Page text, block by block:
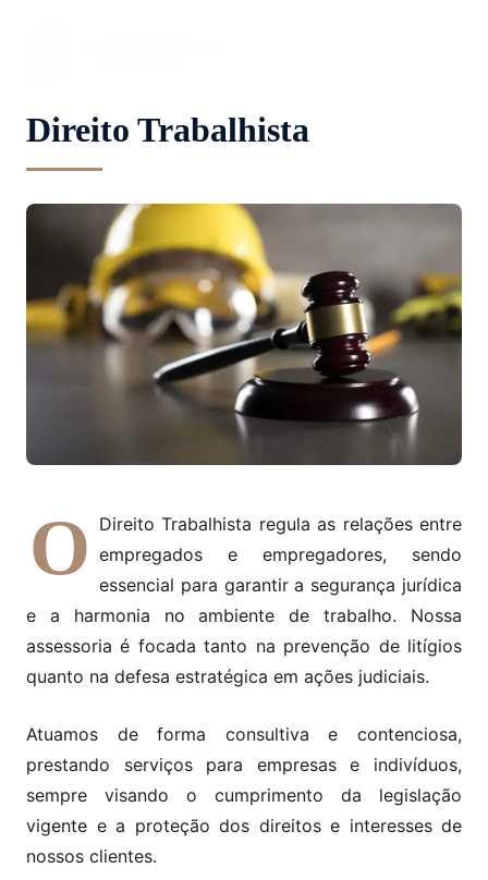
Direito Trabalhista
O Direito Trabalhista regula as relações entre
empregados e empregadores, sendo
essencial para garantir a segurança jurídica
e a harmonia no ambiente de trabalho. Nossa
assessoria é focada tanto na prevenção de litígios
quanto na defesa estratégica em ações judiciais.
Atuamos de forma consultiva e contenciosa,
prestando serviços para empresas e indivíduos,
sempre visando o cumprimento da legislação
vigente e a proteção dos direitos e interesses de
nossos clientes.